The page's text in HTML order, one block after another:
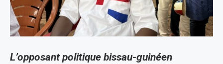
L’opposant politique bissau-guinéen